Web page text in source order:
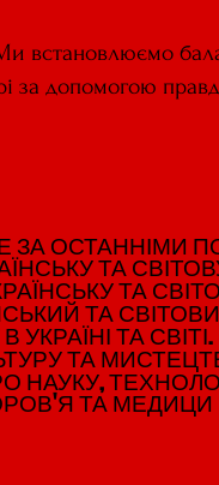
встановлюємо
за допомогою
ОСТАННІМИ
ТА
ТА
ТА
ТА СВІТІ.
ТА
ТА МЕДИЦИ
ОСТАННІМИ
ТА
ТА
ТА
ТА СВІТІ.
ТА
ТА МЕДИЦИ